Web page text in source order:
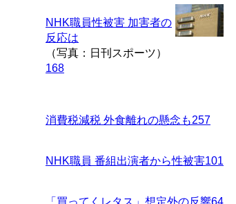
NHK職員性被害 加害者の
反応は
（写真：日刊スポーツ）
168
消費税減税 外食離れの懸念も257
NHK職員 番組出演者から性被害101
「買ってくレタス」想定外の反響64